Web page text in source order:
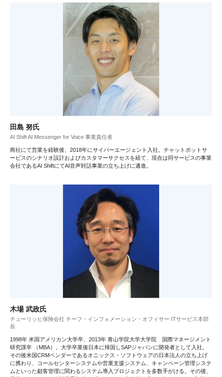
田島 努氏
AI Shift AI Messenger for Voice 事業責任者
商社にて営業を経験後、2018年にサイバーエージェント入社。チャットボットサ
ービスのシナリオ設計およびカスタマーサクセスを経て、現在は同サービスの事業
会社であるAI ShiftにてAI音声対話事業の立ち上げに邁進。
木場 武政氏
チューリッヒ保険会社 チーフ・インフォメーション・オフィサー ITサービス本部
長
1998年 米国アメリカン大学卒、2013年 青山学院大学大学院 国際マネージメント
研究課卒 （MBA）。大学卒業後日本に帰国しSAPジャパンに開発者として入社。
その後米国CRMベンダーであるオニックス・ソフトウェアの日本法人の立ち上げ
に携わり、コールセンターシステムや営業支援システム、キャンペーン管理システ
ムといった顧客管理に関わるシステム導入プロジェクトを多数手がける。その後、